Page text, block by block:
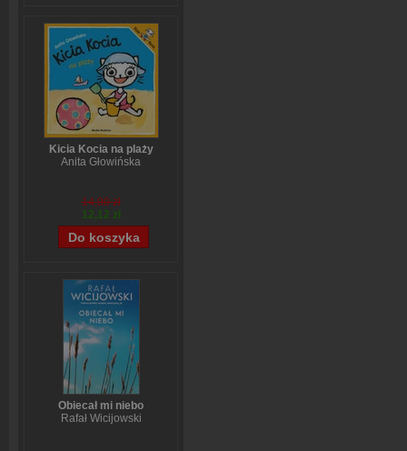
Kicia Kocia na plaży
Anita Głowińska
14,90 zł
12,12 zł
Obiecał mi niebo
Rafał Wicijowski